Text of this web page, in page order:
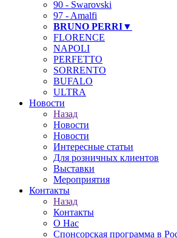
90 - Swarovski
97 - Amalfi
BRUNO PERRI▼
FLORENCE
NAPOLI
PERFETTO
SORRENTO
BUFALO
ULTRA
Новости
Назад
Новости
Новости
Интересные статьи
Для розничных клиентов
Выставки
Мероприятия
Контакты
Назад
Контакты
О Нас
Спонсорская программа в